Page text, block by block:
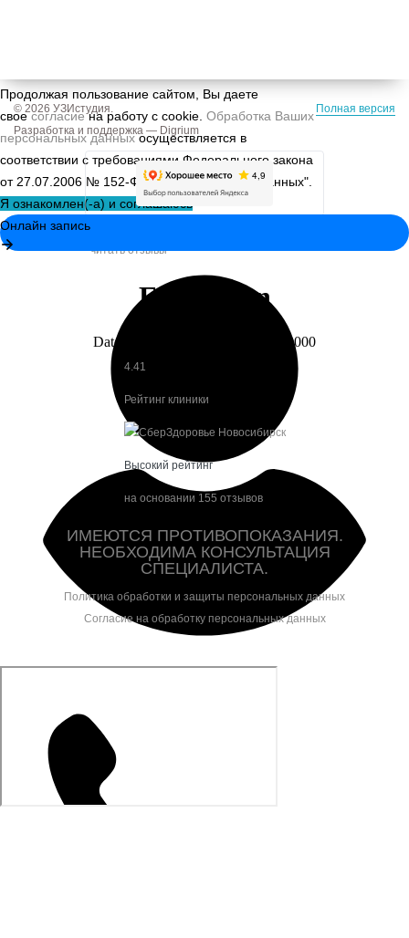
Полная версия
© 2026 УЗИстудия.
Разработка и поддержка — Digrium
читать отзывы
4.41
Рейтинг клиники
Высокий рейтинг
на основании 155 отзывов
ИМЕЮТСЯ ПРОТИВОПОКАЗАНИЯ.
НЕОБХОДИМА КОНСУЛЬТАЦИЯ
СПЕЦИАЛИСТА.
Политика обработки и защиты персональных данных
Согласие на обработку персональных данных
Продолжая пользование сайтом, Вы даете
своесогласиена работу с cookie. Обработка Ваших
персональных данныхосуществляется в
соответствии с требованиями Федерального закона
от 27.07.2006 № 152-Ф3 "О персональных данных".
Я ознакомлен(-а) и соглашаюсь